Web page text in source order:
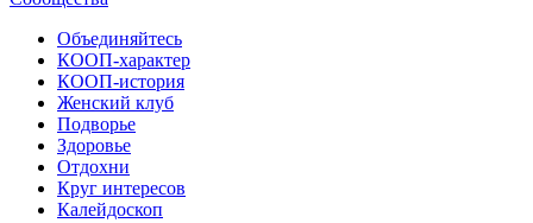
Объединяйтесь
КООП-характер
КООП-история
Женский клуб
Подворье
Здоровье
Отдохни
Круг интересов
Калейдоскоп